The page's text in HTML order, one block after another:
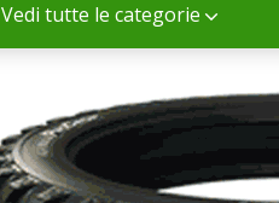
Vedi tutte le categorie